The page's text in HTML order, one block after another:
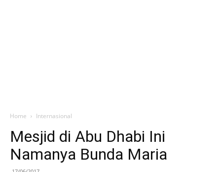
Home Internasional
Mesjid di Abu Dhabi Ini
Namanya Bunda Maria